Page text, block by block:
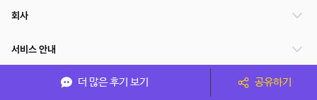
더 많은 후기 보기 공유하기
회사
서비스 안내